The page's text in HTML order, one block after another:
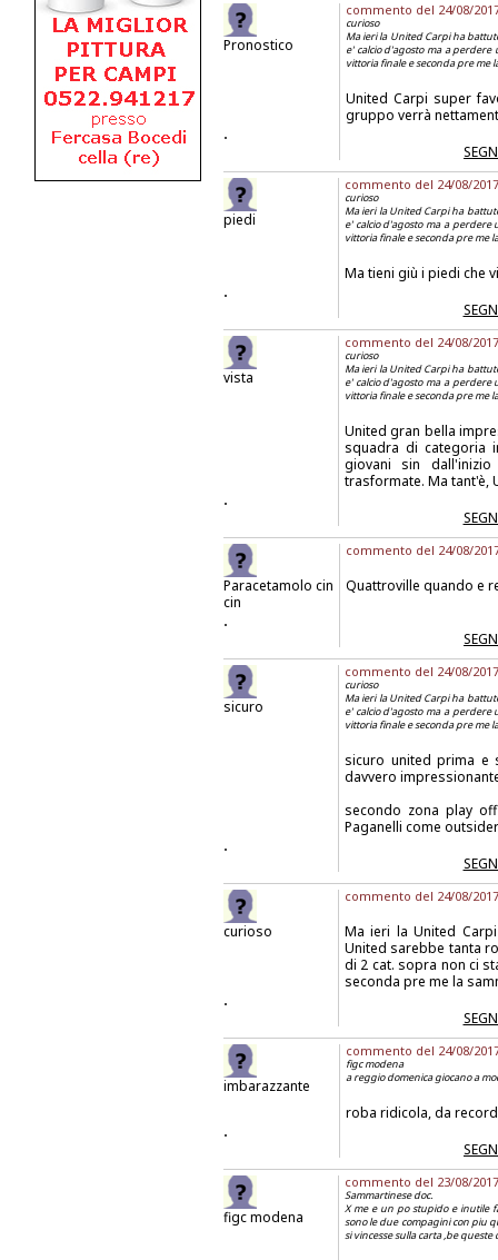
Pronostico
commento del 24/08/
curioso
Ma ieri la United Carpi ha
e' calcio d'agosto ma a
vittoria finale e seconda pre me
United Carpi super
gruppo verrà
.
piedi
commento del 24/08/
curioso
Ma ieri la United Carpi ha
e' calcio d'agosto ma a
vittoria finale e seconda pre me
Ma tieni giù i piedi che
.
vista
commento del 24/08/
curioso
Ma ieri la United Carpi ha
e' calcio d'agosto ma a
vittoria finale e seconda pre me
United gran bella
squadra di categoria
giovani sin
trasformate. Ma tant'è,
.
Paracetamolo cin
cin
commento del 24/08/
Quattroville quando e
.
sicuro
commento del 24/08/
curioso
Ma ieri la United Carpi ha
e' calcio d'agosto ma a
vittoria finale e seconda pre me
sicuro united prima e
davvero
secondo zona play
Paganelli come outsider
.
curioso
commento del 24/08/
Ma ieri la United
United sarebbe tanta
di 2 cat. sopra non ci
seconda pre me la
.
imbarazzante
commento del 24/08/
figc modena
a reggio domenica giocano a
roba ridicola, da
.
figc modena
commento del 23/08/
Sammartinese doc.
X me e un po stupido e inutile
sono le due compagini con piu
si vincesse sulla carta ,be